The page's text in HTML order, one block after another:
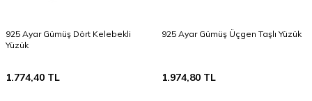
925 Ayar Gümüş Dört Kelebekli
Yüzük
1.774,40 TL
925 Ayar Gümüş Üçgen Taşlı Yüzük
1.974,80 TL